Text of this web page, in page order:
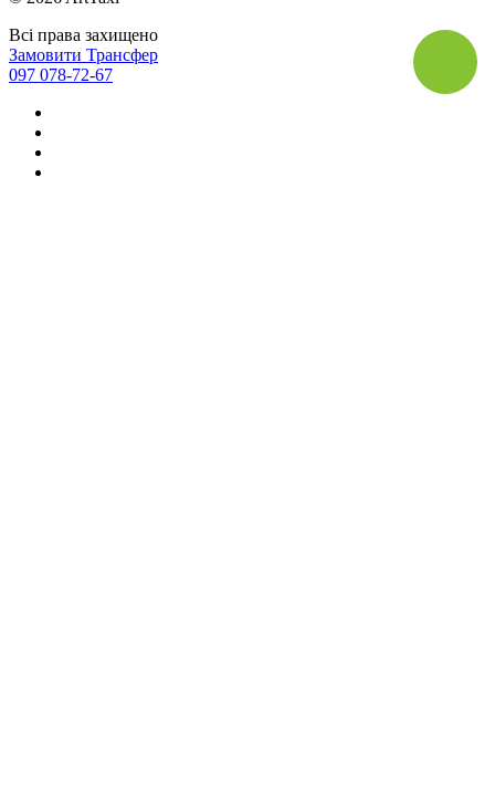
Всі права захищено
Замовити Трансфер
097 078-72-67